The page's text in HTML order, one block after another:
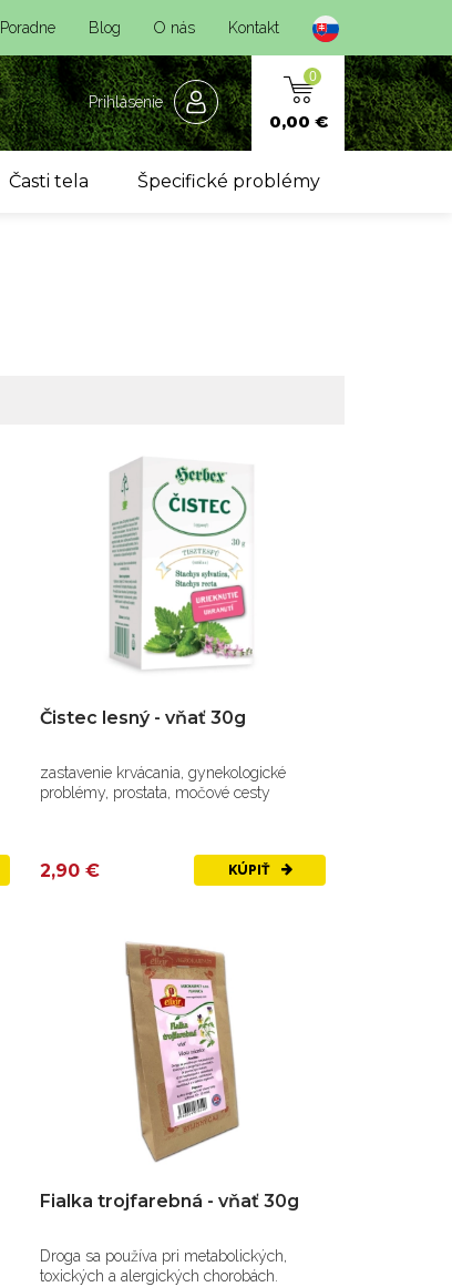
Poradne Blog O nás Kontakt
0
0,00 €
Prihlásenie
Časti tela Špecifické problémy
Čistec lesný - vňať 30g
zastavenie krvácania, gynekologické
problémy, prostata, močové cesty
2,90 € KÚPIŤ
Fialka trojfarebná - vňať 30g
Droga sa používa pri metabolických,
toxických a alergických chorobách.